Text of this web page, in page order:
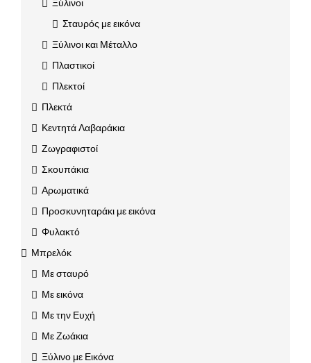
Ξύλινοι
Σταυρός με εικόνα
Ξύλινοι και Μέταλλο
Πλαστικοί
Πλεκτοί
Πλεκτά
Κεντητά Λαβαράκια
Ζωγραφιστοί
Σκουπάκια
Αρωματικά
Προσκυνηταράκι με εικόνα
Φυλακτό
Μπρελόκ
Με σταυρό
Με εικόνα
Με την Ευχή
Με Ζωάκια
Ξύλινο με Εικόνα